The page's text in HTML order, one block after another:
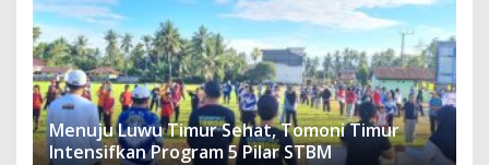
Menuju Luwu Timur Sehat, Tomoni Timur
Intensifkan Program 5 Pilar STBM